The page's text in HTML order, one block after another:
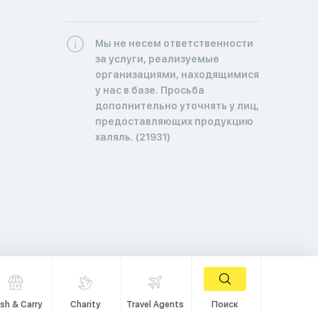
Мы не несем ответственности
за услуги, реализуемые
организациями, находящимися
у нас в базе. Просьба
дополнительно уточнять у лиц,
предоставляющих продукцию
халяль. (21931)
& Carry Charity Travel Agents Поиск